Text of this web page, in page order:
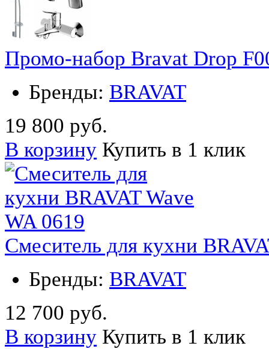
Промо-набор Bravat Drop
Бренды: BRAVAT
19 800 руб.
В корзину Купить в 1 клик
Смеситель для кухни
Бренды: BRAVAT
12 700 руб.
В корзину Купить в 1 клик